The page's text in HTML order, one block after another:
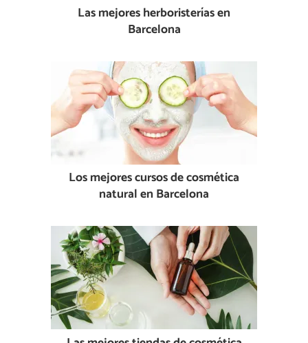
Las mejores herboristerías en
Barcelona
Los mejores cursos de cosmética
natural en Barcelona